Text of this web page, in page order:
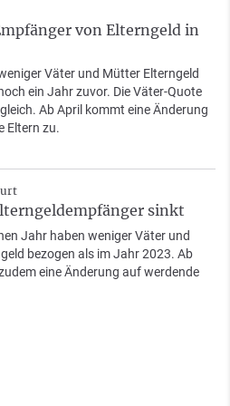
von Elterngeld in
Väter und Mütter Elterngeld
ein Jahr zuvor. Die Väter-Quote
Ab April kommt eine Änderung
Eltern zu.
sinkt
Jahr haben weniger Väter und
bezogen als im Jahr 2023. Ab
eine Änderung auf werdende